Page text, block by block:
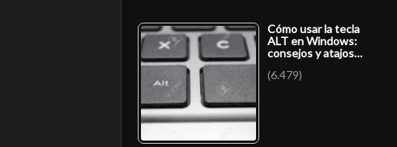
Cómo usar la tecla
ALT en Windows:
consejos y atajos…
(6.479)